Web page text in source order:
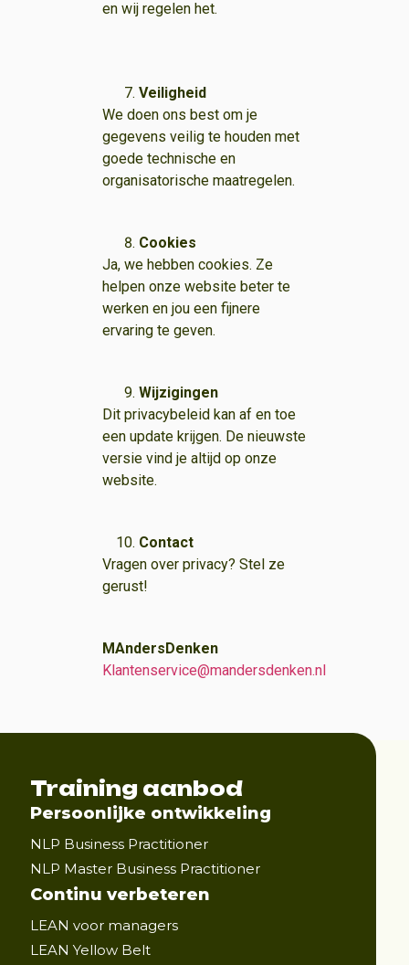
en wij regelen het.
Veiligheid
We doen ons best om je
gegevens veilig te houden met
goede technische en
organisatorische maatregelen.
Cookies
Ja, we hebben cookies. Ze
helpen onze website beter te
werken en jou een fijnere
ervaring te geven.
Wijzigingen
Dit privacybeleid kan af en toe
een update krijgen. De nieuwste
versie vind je altijd op onze
website.
Contact
Vragen over privacy? Stel ze
gerust!
MAndersDenken
Klantenservice@mandersdenken.nl
Training aanbod
Persoonlijke ontwikkeling
NLP Business Practitioner
NLP Master Business Practitioner
Continu verbeteren
LEAN voor managers
LEAN Yellow Belt